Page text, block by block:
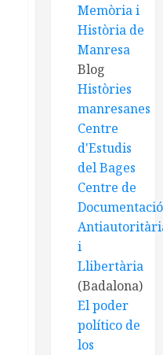
Memòria i
Història de
Manresa
Blog
Històries
manresanes
Centre
d'Estudis
del Bages
Centre de
Documentació
i
Llibertària
(Badalona)
El poder
político de
los